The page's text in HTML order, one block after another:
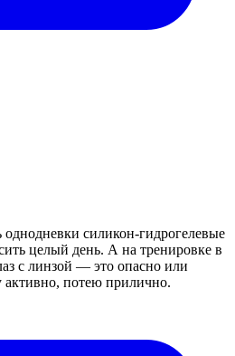
силикон-гидрогелевые
целый день. А на тренировке в
с линзой — это опасно или
потею прилично.